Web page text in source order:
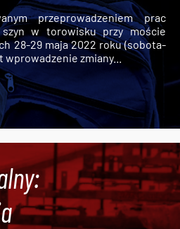
przeprowadzeniem prac
szyn w torowisku przy moście
28-29 maja 2022 roku (sobota-
zmiany...